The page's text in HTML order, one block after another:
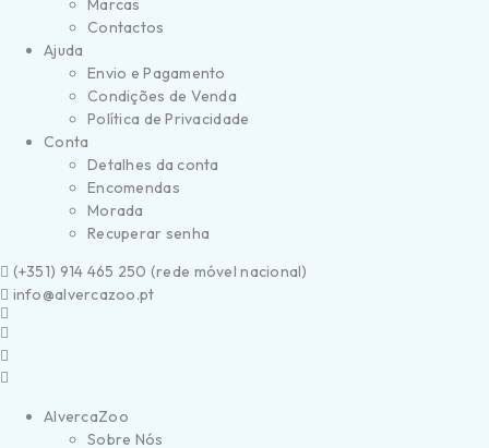
Marcas
Contactos
Ajuda
Envio e Pagamento
Condições de Venda
Política de Privacidade
Conta
Detalhes da conta
Encomendas
Morada
Recuperar senha
(+351) 914 465 250 (rede móvel nacional)
info@alvercazoo.pt
AlvercaZoo
Sobre Nós